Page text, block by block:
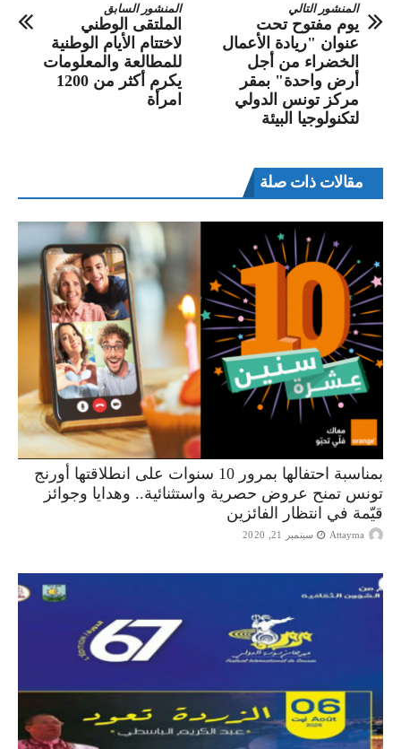
المنشور السابق
الملتقى الوطني
لاختتام الأيام الوطنية
للمطالعة والمعلومات
يكرم أكثر من 1200
امرأة‎‎
المنشور التالي
يوم مفتوح تحت
عنوان "ريادة الأعمال
الخضراء من أجل
أرض واحدة" بمقر
مركز تونس الدولي
لتكنولوجيا البيئة
مقالات ذات صلة
بمناسبة احتفالها بمرور 10 سنوات على انطلاقتها أورنج
تونس تمنح عروض حصرية واستثنائية.. وهدايا وجوائز
قيّمة في انتظار الفائزين
Attayma سبتمبر 21, 2020